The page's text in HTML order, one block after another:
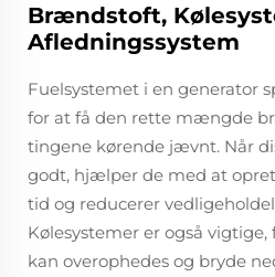
Brændstoft,
Afledningssystem
Fuelsystemet i en generator
for at få den rette mængde
tingene kørende jævnt. Når
godt, hjælper de med at
tid og reducerer
Kølesystemer er også
kan overophedes og bryde